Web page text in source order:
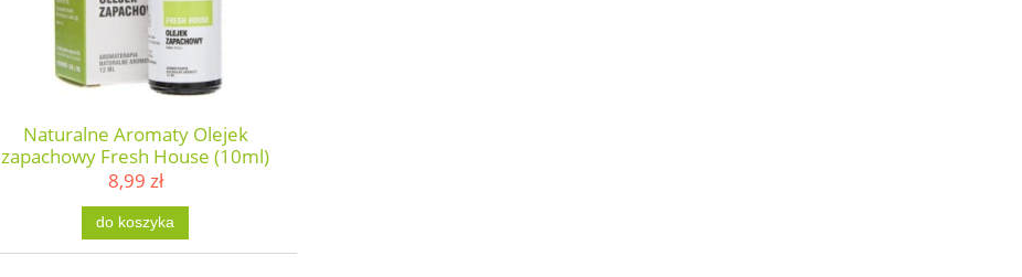
Naturalne Aromaty Olejek
zapachowy Fresh House (10ml)
8,99 zł
do koszyka